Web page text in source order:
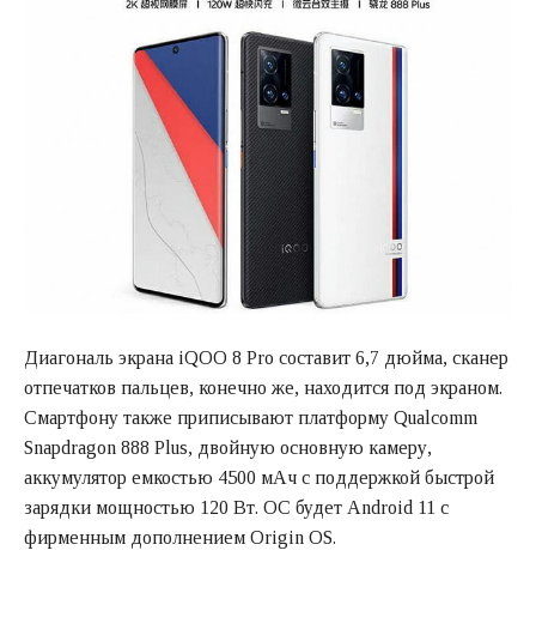
Диагональ экрана iQOO 8 Pro составит 6,7 дюйма, сканер
отпечатков пальцев, конечно же, находится под экраном.
Смартфону также приписывают платформу Qualcomm
Snapdragon 888 Plus, двойную основную камеру,
аккумулятор емкостью 4500 мАч с поддержкой быстрой
зарядки мощностью 120 Вт. ОС будет Android 11 с
фирменным дополнением Origin OS.